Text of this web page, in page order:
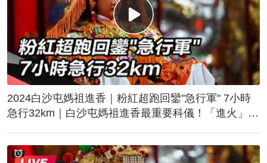
2024白沙屯媽祖進香｜粉紅超跑回鑾"急行軍" 7小時
急行32km｜白沙屯媽祖進香最重要科儀！「進火」儀